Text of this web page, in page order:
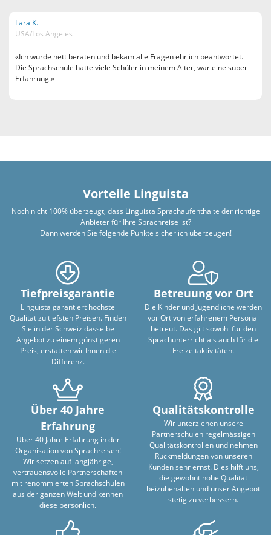
Lara K.
USA/Los Angeles
«Ich wurde nett beraten und bekam alle Fragen ehrlich beantwortet.
Die Sprachschule hatte viele Schüler in meinem Alter, war eine super
Erfahrung.»
Vorteile Linguista
Noch nicht 100% überzeugt, dass Linguista Sprachaufenthalte der richtige
Anbieter für Ihre Sprachreise ist?
Dann werden Sie folgende Punkte sicherlich überzeugen!
Tiefpreisgarantie
Linguista garantiert höchste
Qualität zu tiefsten Preisen. Finden
Sie in der Schweiz dasselbe
Angebot zu einem günstigeren
Preis, erstatten wir Ihnen die
Differenz.
Betreuung vor Ort
Die Kinder und Jugendliche werden
vor Ort von erfahrenem Personal
betreut. Das gilt sowohl für den
Sprachunterricht als auch für die
Freizeitaktivitäten.
Über 40 Jahre
Erfahrung
Über 40 Jahre Erfahrung in der
Organisation von Sprachreisen!
Wir setzen auf langjährige,
vertrauensvolle Partnerschaften
mit renommierten Sprachschulen
aus der ganzen Welt und kennen
diese persönlich.
Qualitätskontrolle
Wir unterziehen unsere
Partnerschulen regelmässigen
Qualitätskontrollen und nehmen
Rückmeldungen von unseren
Kunden sehr ernst. Dies hilft uns,
die gewohnt hohe Qualität
beizubehalten und unser Angebot
stetig zu verbessern.